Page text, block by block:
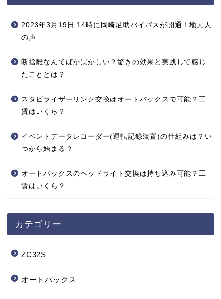
2023年3月19日 14時に岡崎足助バイパスが開通！地元人
の声
断捨離なんてばかばかしい？驚きの効果と実践して感じ
たこととは？
スタビライザーリンク交換はオートバックスで可能？工
賃はいくら？
イベントデータレコーダー(運転記録装置)の仕組みは？い
つから始まる？
オートバックスのヘッドライト交換は持ち込み可能？工
賃はいくら？
カテゴリー
ZC32S
オートバックス